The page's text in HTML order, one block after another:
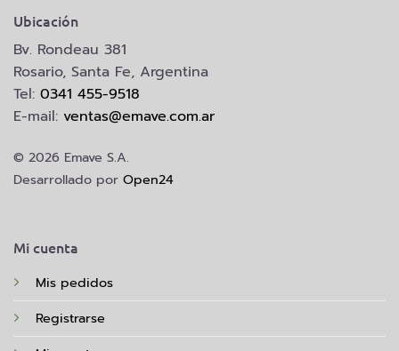
Mi cuenta
Mis pedidos
Registrarse
Ubicación
Bv. Rondeau 381
Rosario, Santa Fe, Argentina
Tel: 0341 455-9518
E-mail: ventas@emave.com.ar
© 2026 Emave S.A.
Desarrollado por Open24